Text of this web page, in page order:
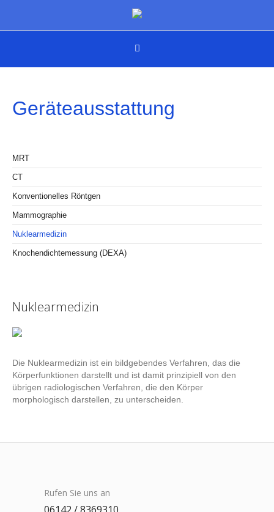
Geräteausstattung
MRT
CT
Konventionelles Röntgen
Mammographie
Nuklearmedizin
Knochendichtemessung (DEXA)
Nuklearmedizin
Die Nuklearmedizin ist ein bildgebendes Verfahren, das die
Körperfunktionen darstellt und ist damit prinzipiell von den
übrigen radiologischen Verfahren, die den Körper
morphologisch darstellen, zu unterscheiden.
Rufen Sie uns an
06142 / 8369310